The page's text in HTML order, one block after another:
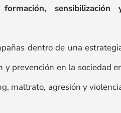
sensibilización
dentro de una
y prevención en la sociedad
maltrato, agresión y